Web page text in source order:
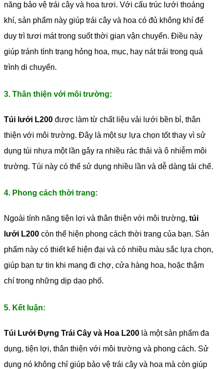
năng bảo vệ trái cây và hoa tươi. Với cấu trúc lưới thoáng
khí, sản phẩm này giúp trái cây và hoa có đủ không khí để
duy trì tươi mát trong suốt thời gian vận chuyển. Điều này
giúp tránh tình trạng hỏng hoa, mục, hay nát trái trong quá
trình di chuyển.
3. Thân thiện với môi trường:
Túi lưới L200 được làm từ chất liệu vải lưới bền bỉ, thân
thiện với môi trường. Đây là một sự lựa chọn tốt thay vì sử
dụng túi nhựa một lần gây ra nhiều rác thải và ô nhiễm môi
trường. Túi này có thể sử dụng nhiều lần và dễ dàng tái chế.
4. Phong cách thời trang:
Ngoài tính năng tiện lợi và thân thiện với môi trường, túi
lưới L200 còn thể hiện phong cách thời trang của bạn. Sản
phẩm này có thiết kế hiện đại và có nhiều màu sắc lựa chọn,
giúp bạn tự tin khi mang đi chợ, cửa hàng hoa, hoặc thậm
chí trong những dịp dạo phố.
5. Kết luận:
Túi Lưới Đựng Trái Cây và Hoa L200 là một sản phẩm đa
dụng, tiện lợi, thân thiện với môi trường và phong cách. Sử
dụng nó không chỉ giúp bảo vệ trái cây và hoa mà còn giúp